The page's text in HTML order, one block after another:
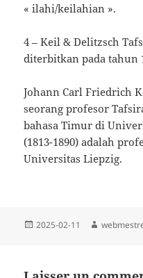
« ilahi/keilahian ».
4 – Keil & Delitzsch
diterbitkan pada tahun
Johann Carl Friedrich
seorang profesor
bahasa Timur di
(1813-1890) adalah
Universitas Liepzig.
Publié
2025-02-11 Auteur